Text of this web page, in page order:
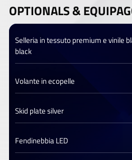
OPTIONALS &
Selleria in tessuto premium e vinile
black
Volante in ecopelle
Skid plate silver
Fendinebbia LED